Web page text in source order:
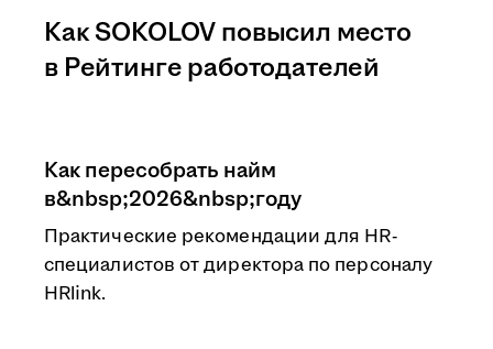
Как SOKOLOV повысил место
в Рейтинге работодателей
Как пересобрать найм
в&nbsp;2026&nbsp;году
Практические рекомендации для HR-
специалистов от директора по персоналу
HRlink.